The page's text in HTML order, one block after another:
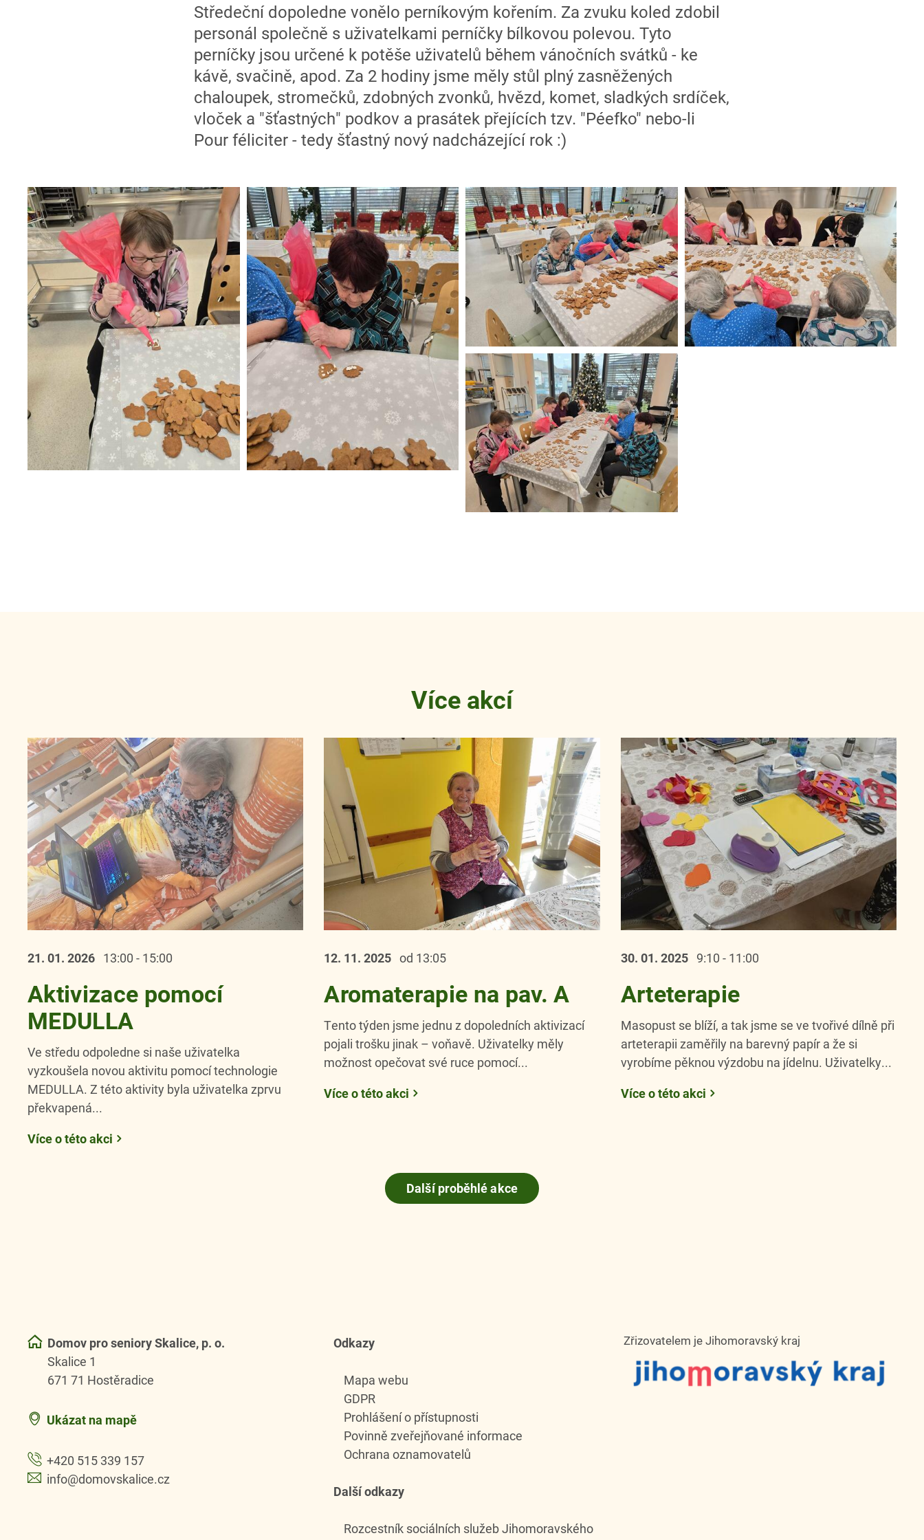
Středeční dopoledne vonělo perníkovým kořením. Za zvuku koled zdobil
personál společně s uživatelkami perníčky bílkovou polevou. Tyto
perníčky jsou určené k potěše uživatelů během vánočních svátků - ke
kávě, svačině, apod. Za 2 hodiny jsme měly stůl plný zasněžených
chaloupek, stromečků, zdobných zvonků, hvězd, komet, sladkých srdíček,
vloček a "šťastných" podkov a prasátek přejících tzv. "Péefko" nebo-li
Pour féliciter - tedy šťastný nový nadcházející rok :)
Více akcí
21. 01. 2026 13:00 - 15:00
Aktivizace pomocí
MEDULLA
Ve středu odpoledne si naše uživatelka
vyzkoušela novou aktivitu pomocí technologie
MEDULLA. Z této aktivity byla uživatelka zprvu
překvapená...
Více o této akci
12. 11.2025 od 13:05
Aromaterapie na pav. A
Tento týden jsme jednu z dopoledních aktivizací
pojali trošku jinak – voňavě. Uživatelky měly
možnost opečovat své ruce pomocí...
Více o této akci
30. 01. 2025 9:10 - 11:00
Arteterapie
Masopust se blíží, a tak jsme se ve tvořivé dílně při
arteterapii zaměřily na barevný papír a že si
vyrobíme pěknou výzdobu na jídelnu. Uživatelky...
Více o této akci
Další proběhlé akce
Domov pro seniory Skalice, p. o.
Skalice 1
671 71 Hostěradice
Ukázat na mapě
+420 515 339 157
info@domovskalice.cz
Odkazy
Mapa webu
GDPR
Prohlášení o přístupnosti
Povinně zveřejňované informace
Ochrana oznamovatelů
Další odkazy
Rozcestník sociálních služeb Jihomoravského
Zřizovatelem je Jihomoravský kraj